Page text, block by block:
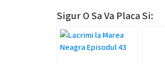
Sigur O Sa Va Placa Si: